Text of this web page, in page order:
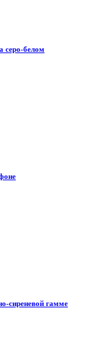
серо-белом
сиреневой гамме